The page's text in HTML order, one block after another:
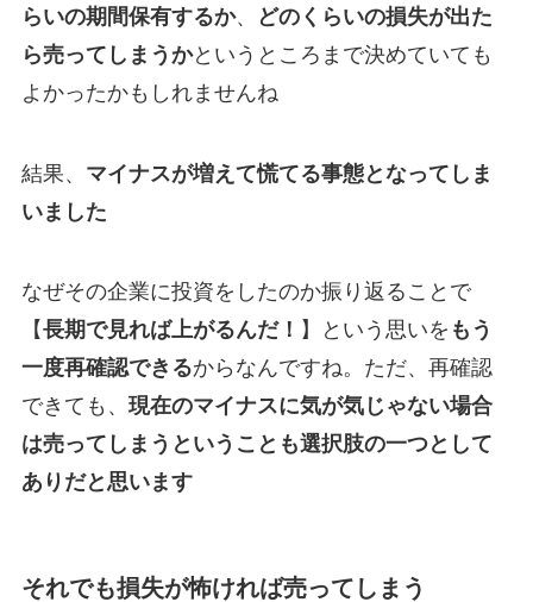
らいの期間保有するか、
どのくらいの損失が出た
ら売ってしまうかというところまで決めていても
よかったかもしれませんね
結果、 マイナスが増えて慌てる事態となってしま
いました
なぜその企業に投資をしたのか振り返ることで
【長期で見れば上がるんだ！ 】という思いを もう
一度再確認できるからなんですね。ただ、再確認
できても、 現在のマイナスに気が気じゃない場合
は売ってしまうということも選択肢の一つとして
ありだと思います
それでも損失が怖ければ売ってしまう